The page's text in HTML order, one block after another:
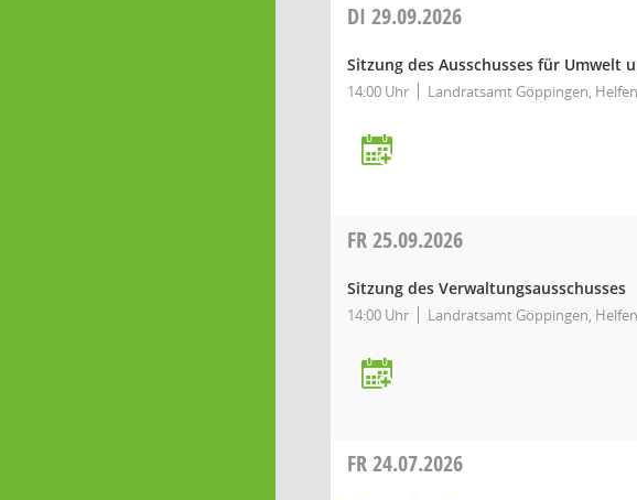
DI 29.09.2026
Sitzung des Ausschusses für Umwelt
14:00 Uhr Landratsamt Göppingen,
FR25.09.2026
Sitzung des Verwaltungsausschusses
14:00 Uhr Landratsamt Göppingen,
FR24.07.2026